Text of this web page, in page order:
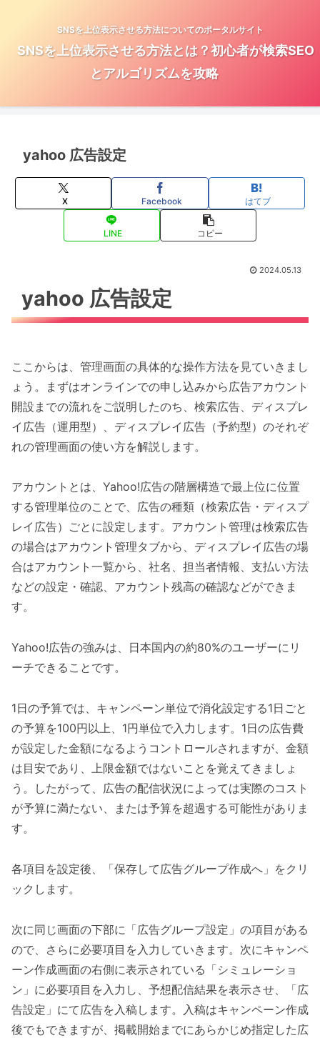
SNSを上位表示させる方法についてのポータルサイト
SNSを上位表示させる方法とは？初心者が検索SEO
とアルゴリズムを攻略
yahoo 広告設定
X Facebook はてブ
LINE コピー
2024.05.13
yahoo 広告設定
ここからは、管理画面の具体的な操作方法を見ていきまし
ょう。まずはオンラインでの申し込みから広告アカウント
開設までの流れをご説明したのち、検索広告、ディスプレ
イ広告（運用型）、ディスプレイ広告（予約型）のそれぞ
れの管理画面の使い方を解説します。
アカウントとは、Yahoo!広告の階層構造で最上位に位置
する管理単位のことで、広告の種類（検索広告・ディスプ
レイ広告）ごとに設定します。アカウント管理は検索広告
の場合はアカウント管理タブから、ディスプレイ広告の場
合はアカウント一覧から、社名、担当者情報、支払い方法
などの設定・確認、アカウント残高の確認などができま
す。
Yahoo!広告の強みは、日本国内の約80%のユーザーにリ
ーチできることです。
1日の予算では、キャンペーン単位で消化設定する1日ごと
の予算を100円以上、1円単位で入力します。1日の広告費
が設定した金額になるようコントロールされますが、金額
は目安であり、上限金額ではないことを覚えてきましょ
う。したがって、広告の配信状況によっては実際のコスト
が予算に満たない、または予算を超過する可能性がありま
す。
各項目を設定後、「保存して広告グループ作成へ」をクリ
ックします。
次に同じ画面の下部に「広告グループ設定」の項目がある
ので、さらに必要項目を入力していきます。次にキャンペ
ーン作成画面の右側に表示されている「シミュレーショ
ン」に必要項目を入力し、予想配信結果を表示させ、「広
告設定」にて広告を入稿します。入稿はキャンペーン作成
後でもできますが、掲載開始までにあらかじめ指定した広